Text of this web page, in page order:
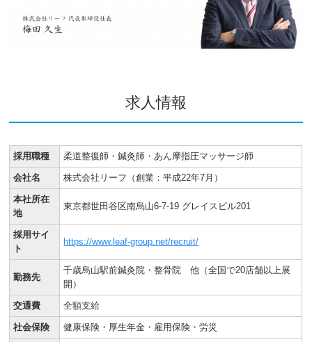
求人情報
採用職種 柔道整復師・鍼灸師・あん摩指圧マッサージ師
会社名 株式会社リーフ（創業：平成22年7月）
本社所在
地
東京都世田谷区南烏山6-7-19 グレイスビル201
採用サイ
ト
https://www.leaf-group.net/recruit/
勤務先
千歳烏山駅前鍼灸院・整骨院 他（全国で20店舗以上展
開）
交通費 全額支給
社会保険 健康保険・厚生年金・雇用保険・労災